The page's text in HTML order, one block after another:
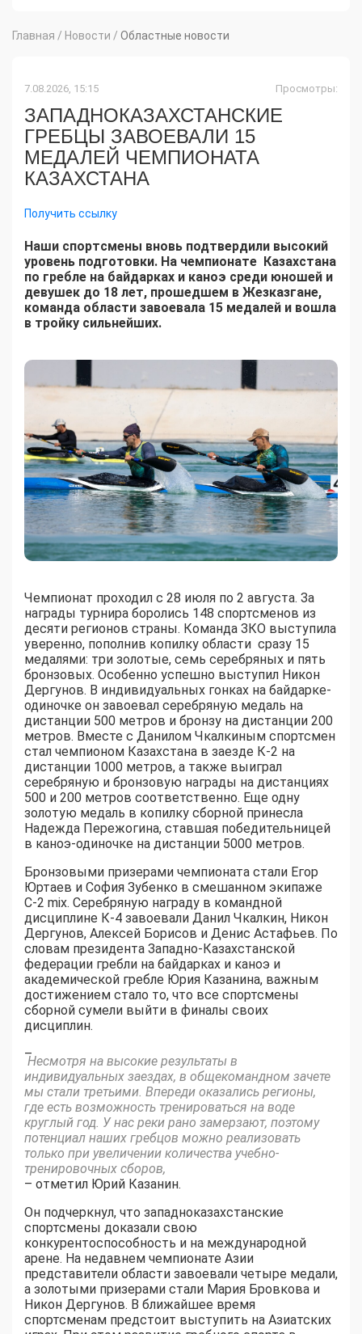
Главная / Новости / Областные новости
7.08.2026, 15:15 Просмотры:
ЗАПАДНОКАЗАХСТАНСКИЕ
ГРЕБЦЫ ЗАВОЕВАЛИ 15
МЕДАЛЕЙ ЧЕМПИОНАТА
КАЗАХСТАНА
Получить ссылку
Наши спортсмены вновь подтвердили высокий
уровень подготовки. На чемпионате Казахстана
по гребле на байдарках и каноэ среди юношей и
девушек до 18 лет, прошедшем в Жезказгане,
команда области завоевала 15 медалей и вошла
в тройку сильнейших.
Чемпионат проходил с 28 июля по 2 августа. За
награды турнира боролись 148 спортсменов из
десяти регионов страны. Команда ЗКО выступила
уверенно, пополнив копилку области сразу 15
медалями: три золотые, семь серебряных и пять
бронзовых. Особенно успешно выступил Никон
Дергунов. В индивидуальных гонках на байдарке-
одиночке он завоевал серебряную медаль на
дистанции 500 метров и бронзу на дистанции 200
метров. Вместе с Данилом Чкалкиным спортсмен
стал чемпионом Казахстана в заезде К-2 на
дистанции 1000 метров, а также выиграл
серебряную и бронзовую награды на дистанциях
500 и 200 метров соответственно. Еще одну
золотую медаль в копилку сборной принесла
Надежда Пережогина, ставшая победительницей
в каноэ-одиночке на дистанции 5000 метров.
Бронзовыми призерами чемпионата стали Егор
Юртаев и София Зубенко в смешанном экипаже
С-2 mix. Серебряную награду в командной
дисциплине К-4 завоевали Данил Чкалкин, Никон
Дергунов, Алексей Борисов и Денис Астафьев. По
словам президента Западно-Казахстанской
федерации гребли на байдарках и каноэ и
академической гребле Юрия Казанина, важным
достижением стало то, что все спортсмены
сборной сумели выйти в финалы своих
дисциплин.
–Несмотря на высокие результаты в
индивидуальных заездах, в общекомандном зачете
мы стали третьими. Впереди оказались регионы,
где есть возможность тренироваться на воде
круглый год. У нас реки рано замерзают, поэтому
потенциал наших гребцов можно реализовать
только при увеличении количества учебно-
тренировочных сборов,
– отметил Юрий Казанин.
Он подчеркнул, что западноказахстанские
спортсмены доказали свою
конкурентоспособность и на международной
арене. На недавнем чемпионате Азии
представители области завоевали четыре медали,
а золотыми призерами стали Мария Бровкова и
Никон Дергунов. В ближайшее время
спортсменам предстоит выступить на Азиатских